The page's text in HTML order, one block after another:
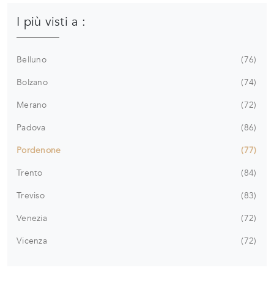
I più visti a :
Belluno
76
Bolzano
74
Merano
72
Padova
86
Pordenone
77
Trento
84
Treviso
83
Venezia
72
Vicenza
72